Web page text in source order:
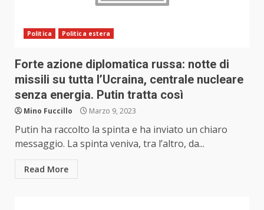
Politica Politica estera
Forte azione diplomatica russa: notte di
missili su tutta l’Ucraina, centrale nucleare
senza energia. Putin tratta così
Mino Fuccillo Marzo 9, 2023
Putin ha raccolto la spinta e ha inviato un chiaro
messaggio. La spinta veniva, tra l’altro, da...
Read More